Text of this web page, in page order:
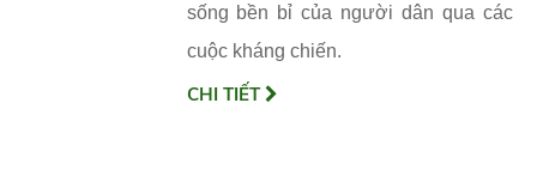
sống bền bỉ của người dân qua các
cuộc kháng chiến.
CHI TIẾT